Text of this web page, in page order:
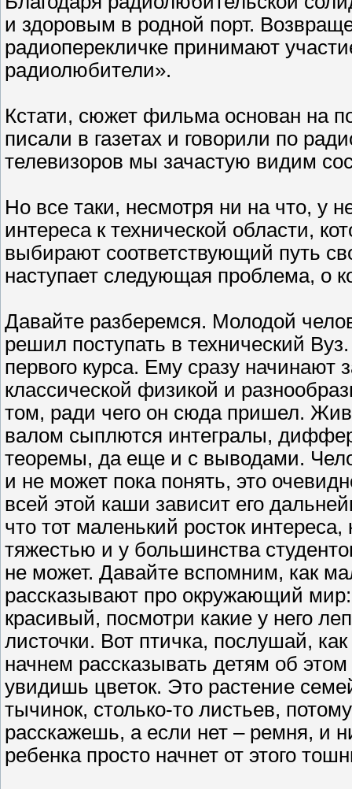
и здоровым в родной порт.
радиоперекличке принимают
радиолюбители».
Кстати, сюжет фильма основан на
писали в газетах и говорили по
телевизоров мы зачастую видим
Но все таки, несмотря ни на что, у
интереса к технической области,
выбирают соответствующий путь
наступает следующая проблема, о
Давайте разберемся. Молодой
решил поступать в технический
первого курса. Ему сразу начинают
классической физикой и
том, ради чего он сюда пришел.
валом сыплются интегралы,
теоремы, да еще и с выводами.
и не может пока понять, это
всей этой каши зависит его
что тот маленький росток
тяжестью и у большинства
не может. Давайте вспомним, как
рассказывают про окружающий мир:
красивый, посмотри какие у него
листочки. Вот птичка, послушай,
начнем рассказывать детям об
увидишь цветок. Это растение
тычинок, столько-то листьев,
расскажешь, а если нет – ремня, и
ребенка просто начнет от этого